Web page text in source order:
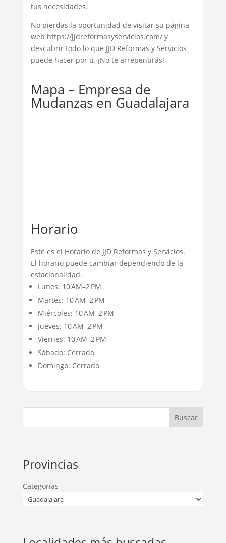
tus necesidades.
No pierdas la oportunidad de visitar su página
web https://jjdreformasyservicios.com/ y
descubrir todo lo que JJD Reformas y Servicios
puede hacer por ti. ¡No te arrepentirás!
Mapa – Empresa de
Mudanzas en Guadalajara
Horario
Este es el Horario de JJD Reformas y Servicios.
El horario puede cambiar dependiendo de la
estacionalidad.
Lunes: 10 AM–2 PM
Martes: 10 AM–2 PM
Miércoles: 10 AM–2 PM
Jueves: 10 AM–2 PM
Viernes: 10 AM–2 PM
Sábado: Cerrado
Domingo: Cerrado
Buscar
Provincias
Categorías